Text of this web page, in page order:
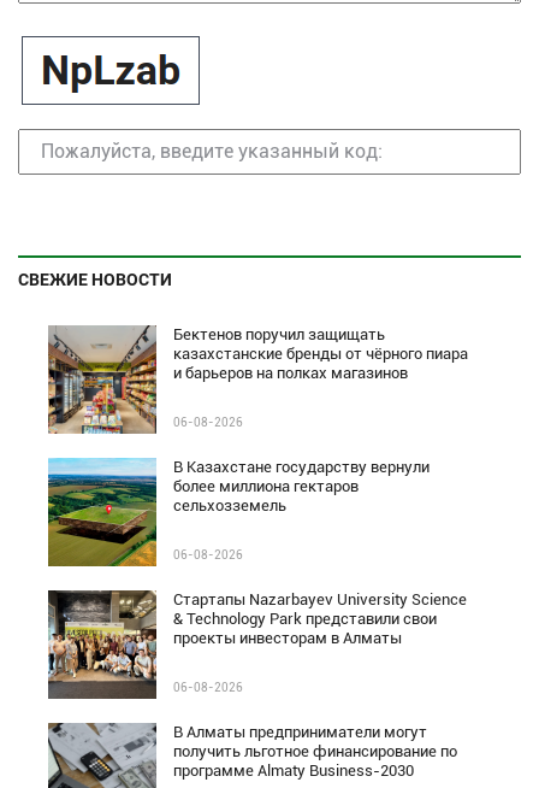
СВЕЖИЕ НОВОСТИ
Бектенов поручил защищать
казахстанские бренды от чёрного пиара
и барьеров на полках магазинов
06-08-2026
В Казахстане государству вернули
более миллиона гектаров
сельхозземель
06-08-2026
Стартапы Nazarbayev University Science
& Technology Park представили свои
проекты инвесторам в Алматы
06-08-2026
В Алматы предприниматели могут
получить льготное финансирование по
программе Almaty Business-2030